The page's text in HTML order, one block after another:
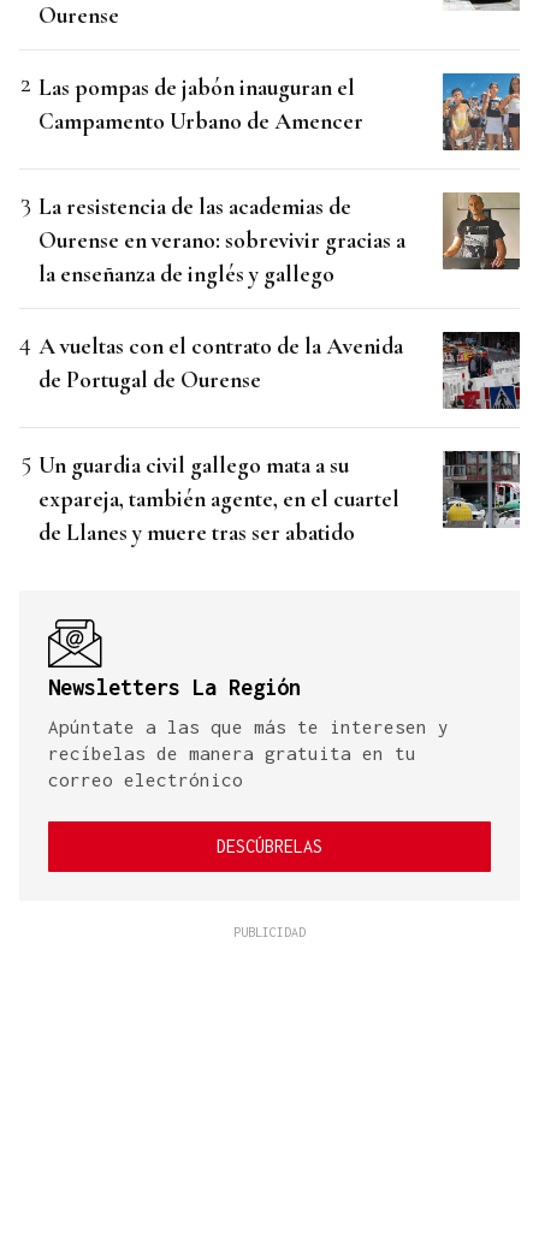
Ourense
Las pompas de jabón inauguran el
Campamento Urbano de Amencer
La resistencia de las academias de
Ourense en verano: sobrevivir gracias a
la enseñanza de inglés y gallego
A vueltas con el contrato de la Avenida
de Portugal de Ourense
Un guardia civil gallego mata a su
expareja, también agente, en el cuartel
de Llanes y muere tras ser abatido
Newsletters La Región
Apúntate a las que más te interesen y
recíbelas de manera gratuita en tu
correo electrónico
DESCÚBRELAS